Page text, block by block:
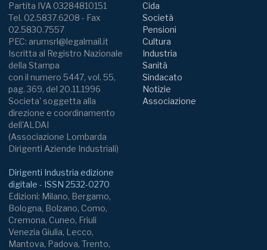
Partita IVA 03284810151
Tel. 02.5837.6208 - Fax
02.5830.7557
PEC: arumsrl@legalmail.it
Iscritta al Registro Nazionale
della Stampa
con il numero 5447, vol. 55,
pag. 369, del 20.11.1996
Societa' soggetta alla
direzione e coordinamento
dell'ALDAI
(Associazione Lombarda
Dirigenti Aziende Industriali)
Dirigenti Industria edizione
digitale - ISSN 2532-0270
Edizioni: Milano, Bergamo,
Bologna, Bolzano, Como,
Cremona, Cuneo, Friuli
Venezia Giulia, Lecco,
Mantova, Padova, Trento,
Cida
Società
Pensioni
Cultura
Industria
Sanità
Sindacato
Notizie
Associazione